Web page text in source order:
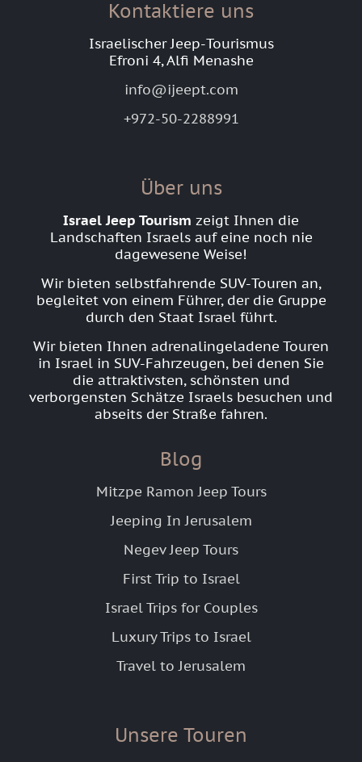
Kontaktiere uns
Israelischer Jeep-Tourismus
Efroni 4, Alfi Menashe
info@ijeept.com
+972-50-2288991
Über uns
Israel Jeep Tourism zeigt Ihnen die
Landschaften Israels auf eine noch nie
dagewesene Weise!
Wir bieten selbstfahrende SUV-Touren an,
begleitet von einem Führer, der die Gruppe
durch den Staat Israel führt.
Wir bieten Ihnen adrenalingeladene Touren
in Israel in SUV-Fahrzeugen, bei denen Sie
die attraktivsten, schönsten und
verborgensten Schätze Israels besuchen und
abseits der Straße fahren.
Blog
Mitzpe Ramon Jeep Tours
Jeeping In Jerusalem
Negev Jeep Tours
First Trip to Israel
Israel Trips for Couples
Luxury Trips to Israel
Travel to Jerusalem
Unsere Touren